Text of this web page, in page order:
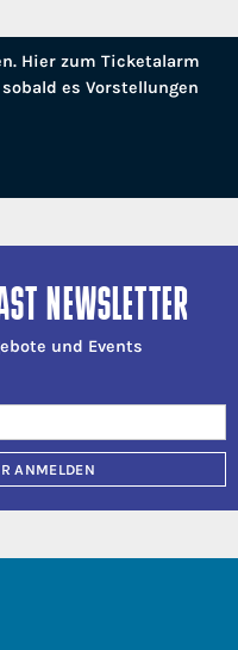
Hier zum Ticketalarm
es Vorstellungen
NEWSLETTER
und Events
ANMELDEN